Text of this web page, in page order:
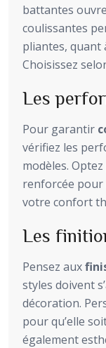
battantes
coulissantes
pliantes, quant
Choisissez
Les
Pour garantir
vérifiez les
modèles.
renforcée
votre confort
Les
Pensez aux
styles doivent
décoration.
pour qu’elle
également